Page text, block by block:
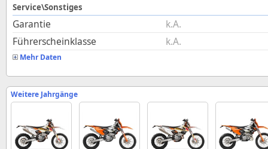
Service\Sonstiges
Garantie
k.A.
Führerscheinklasse
k.A.
Mehr Daten
Weitere Jahrgänge